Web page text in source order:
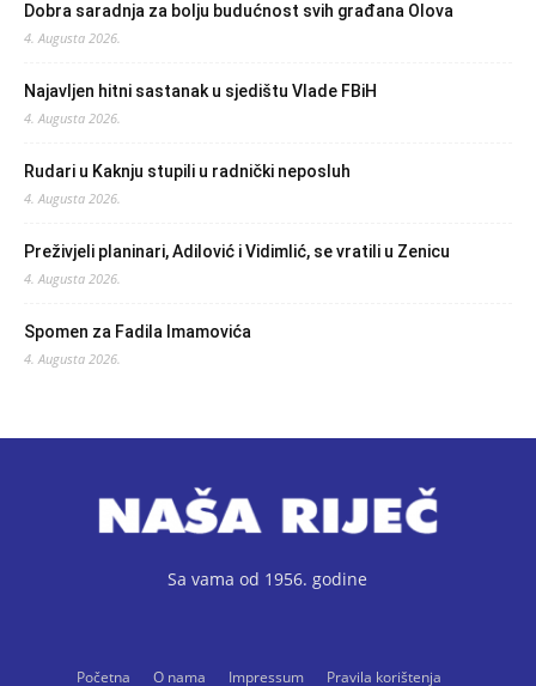
Dobra saradnja za bolju budućnost svih građana Olova
4. Augusta 2026.
Najavljen hitni sastanak u sjedištu Vlade FBiH
4. Augusta 2026.
Rudari u Kaknju stupili u radnički neposluh
4. Augusta 2026.
Preživjeli planinari, Adilović i Vidimlić, se vratili u Zenicu
4. Augusta 2026.
Spomen za Fadila Imamovića
4. Augusta 2026.
Sa vama od 1956. godine
Početna O nama Impressum Pravila korištenja